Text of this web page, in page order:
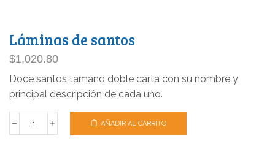
Láminas de santos
$1,020.80
Doce santos tamaño doble carta con su nombre y
principal descripción de cada uno.
AÑADIR AL CARRITO